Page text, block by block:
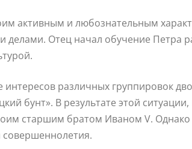
активным и любознательным
делами. Отец начал обучение Петра
различных группировок
бунт». В результате этой
старшим братом Иваном V. Однако
совершеннолетия.